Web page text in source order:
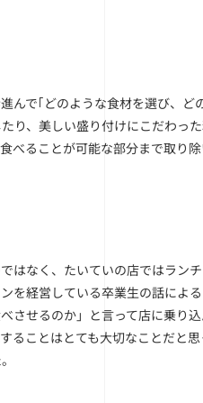
んで｢どのような食材を選び、ど
り、美しい盛り付けにこだわっ
べることが可能な部分まで取り
はなく、たいていの店ではラン
を経営している卒業生の話によ
せるのか」と言って店に乗り込
ことはとても大切なことだと